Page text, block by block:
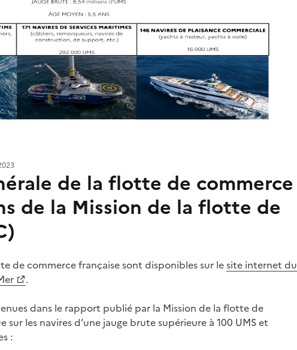
de la flotte de commerce
de la Mission de la flotte de
de commerce française sont disponibles sur lesite internet du
.
dans le rapport publié par la Mission de la flotte de
les navires d’une jauge brute supérieure à 100 UMS et
: